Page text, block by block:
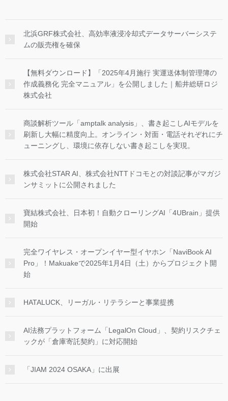
北浜GRF株式会社、高効率液浸冷却式データサーバーシステ
ムの販売権を確保
【無料ダウンロード】「2025年4月施行 実運送体制管理簿の
作成義務化 完全マニュアル」を公開しました｜船井総研ロジ
株式会社
商談解析ツール「amptalk analysis」、書き起こしAIモデルを
刷新し大幅に精度向上。オンライン・対面・電話それぞれにチ
ューニングし、環境に依存しない書き起こしを実現。
株式会社STAR AI、株式会社NTTドコモとの対談記事がマガジ
ンサミットに公開されました
寶結株式会社、日本初！自動クローリングAI「4UBrain」提供
開始
完全ワイヤレス・オープンイヤー型イヤホン「NaviBook AI
Pro」！Makuakeで2025年1月4日（土）からプロジェクト開
始
HATALUCK、リーガル・リテラシーと事業提携
AI法務プラットフォーム「LegalOn Cloud」、契約リスクチェ
ックが「倉庫寄託契約」に対応開始
「JIAM 2024 OSAKA」に出展